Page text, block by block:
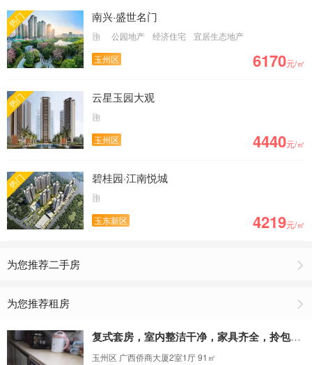
成交135套，玉林房价为5235元/㎡
第21周（5月22日--5月28日）玉林市区商品房住宅
成交149套，玉林房价为5114元/㎡
第16周（4月17日--4月23日）玉林市区商品房住宅
最新房价出炉，玉林房价为5407元/㎡
热门 南兴·盛世名门
公园地产 经济住宅
宜居生态地产
玉州区
6170元/㎡
热门 云星玉园大观
玉州区 4440元/㎡
热门 碧桂园·江南悦城
玉东新区 4219元/㎡
为您推荐二手房
为您推荐租房
复式套房，室内整洁干净，家具齐全，拎包入住
玉州区 广西侨商大厦2室1厅 91㎡